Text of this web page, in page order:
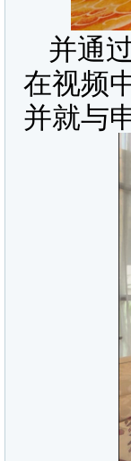
并通
在视频
并就与